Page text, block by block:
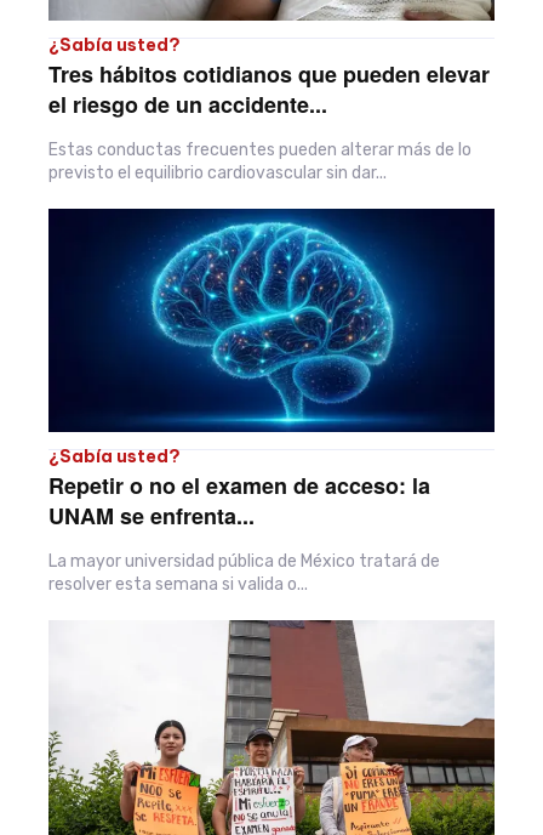
¿Sabía usted?
Tres hábitos cotidianos que pueden elevar
el riesgo de un accidente...
Estas conductas frecuentes pueden alterar más de lo
previsto el equilibrio cardiovascular sin dar...
¿Sabía usted?
Repetir o no el examen de acceso: la
UNAM se enfrenta...
La mayor universidad pública de México tratará de
resolver esta semana si valida o...